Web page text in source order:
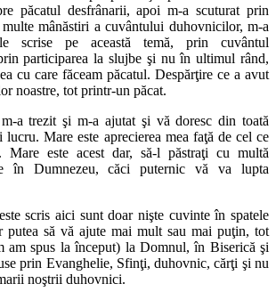
păcatul desfrânarii, apoi m-a scuturat prin
mânăstiri a cuvântului duhovnicilor, m-a
scrise pe această temă, prin cuvântul
participarea la slujbe şi nu în ultimul rând,
cu care făceam păcatul. Despărţire ce a avut
noastre, tot printr-un păcat.
a trezit şi m-a ajutat şi vă doresc din toată
lucru. Mare este aprecierea mea faţă de cel ce
Mare este acest dar, să-l păstraţi cu multă
în Dumnezeu, căci puternic vă va lupta
scris aici sunt doar nişte cuvinte în spatele
putea să vă ajute mai mult sau mai puţin, tot
am spus la început) la Domnul, în Biserică şi
prin Evanghelie, Sfinţi, duhovnic, cărţi şi nu
noştrii duhovnici.